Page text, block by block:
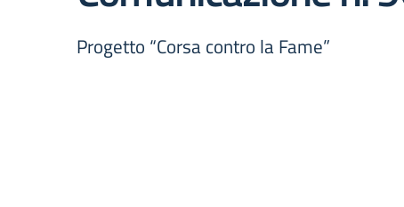
Progetto “Corsa contro la Fame”